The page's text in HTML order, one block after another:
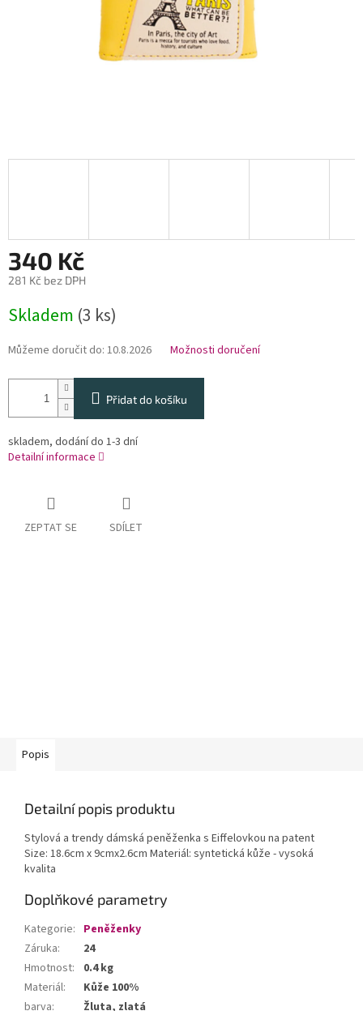
340 Kč
281 Kč bez DPH
cena:
Skladem (3 ks)
Můžeme doručit do: 10.8.2026 Možnosti doručení
Přidat do košíku
skladem, dodání do 1-3 dní
Detailní informace
ZEPTAT SE SDÍLET
Popis
Detailní popis produktu
Stylová a trendy dámská peněženka s Eiffelovkou na patent
Size: 18.6cm x 9cmx2.6cm Materiál: syntetická kůže - vysoká
kvalita
Doplňkové parametry
Kategorie: Peněženky
Záruka:
24
Hmotnost:
0.4 kg
Materiál:
Kůže 100%
barva: Žluta, zlatá